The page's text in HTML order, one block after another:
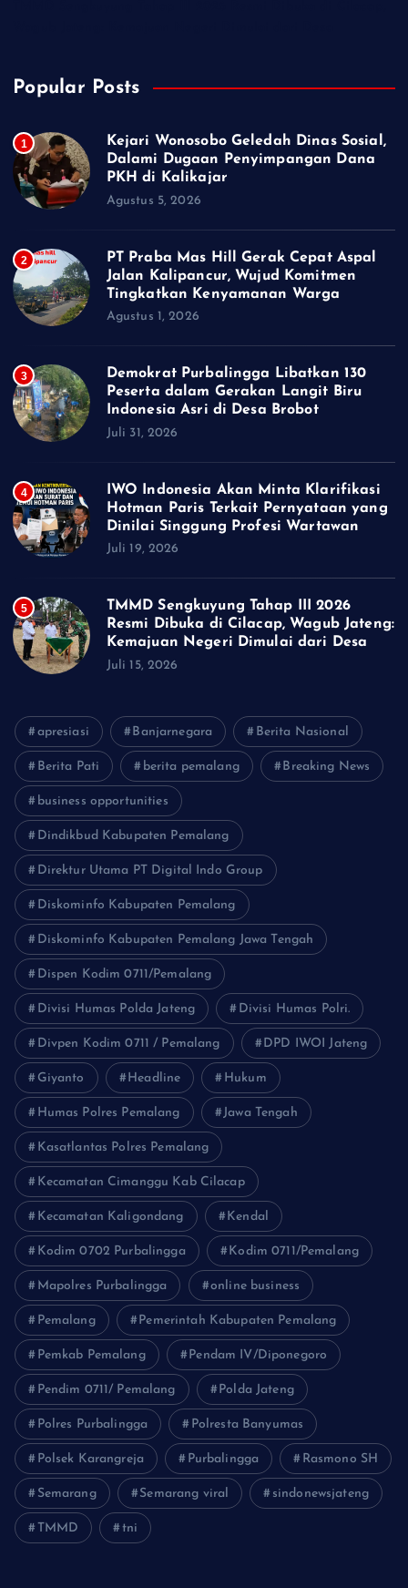
Popular Posts
1
Kejari Wonosobo Geledah Dinas Sosial,
Dalami Dugaan Penyimpangan Dana
PKH di Kalikajar
Agustus 5, 2026
2
PT Praba Mas Hill Gerak Cepat Aspal
Jalan Kalipancur, Wujud Komitmen
Tingkatkan Kenyamanan Warga
Agustus 1, 2026
3
Demokrat Purbalingga Libatkan 130
Peserta dalam Gerakan Langit Biru
Indonesia Asri di Desa Brobot
Juli 31, 2026
4
IWO Indonesia Akan Minta Klarifikasi
Hotman Paris Terkait Pernyataan yang
Dinilai Singgung Profesi Wartawan
Juli 19, 2026
5
TMMD Sengkuyung Tahap III 2026
Resmi Dibuka di Cilacap, Wagub Jateng:
Kemajuan Negeri Dimulai dari Desa
Juli 15, 2026
apresiasi Banjarnegara Berita Nasional
Berita Pati berita pemalang Breaking News
business opportunities
Dindikbud Kabupaten Pemalang
Direktur Utama PT Digital Indo Group
Diskominfo Kabupaten Pemalang
Diskominfo Kabupaten Pemalang Jawa Tengah
Dispen Kodim 0711/Pemalang
Divisi Humas Polda Jateng Divisi Humas Polri.
Divpen Kodim 0711 / Pemalang DPD IWOI Jateng
Giyanto Headline Hukum
Humas Polres Pemalang Jawa Tengah
Kasatlantas Polres Pemalang
Kecamatan Cimanggu Kab Cilacap
Kecamatan Kaligondang Kendal
Kodim 0702 Purbalingga Kodim 0711/Pemalang
Mapolres Purbalingga online business
Pemalang Pemerintah Kabupaten Pemalang
Pemkab Pemalang Pendam IV/Diponegoro
Pendim 0711/ Pemalang Polda Jateng
Polres Purbalingga Polresta Banyumas
Polsek Karangreja Purbalingga Rasmono SH
Semarang Semarang viral sindonewsjateng
TMMD tni